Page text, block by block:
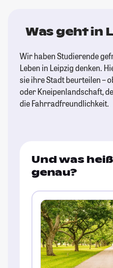
Was geht in
Wir haben Studierende
Leben in Leipzig denken.
sie ihre Stadt beurteilen –
oder Kneipenlandschaft,
die Fahrradfreundlichkeit.
Und was
genau?